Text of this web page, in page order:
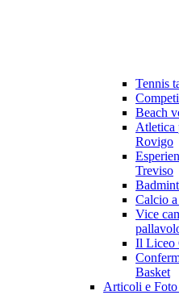
Tennis
Beach
Atletica
Rovigo
Treviso
Calcio
Vice
Il Liceo
Basket
Articoli e